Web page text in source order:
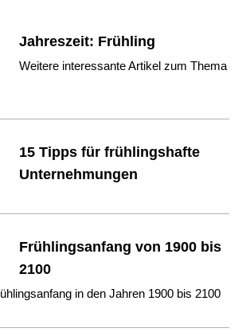
Jahreszeit: Frühling
Weitere interessante Artikel zum Thema
15 Tipps für frühlingshafte
Unternehmungen
Frühlingsanfang von 1900 bis
2100
in den Jahren 1900 bis 2100